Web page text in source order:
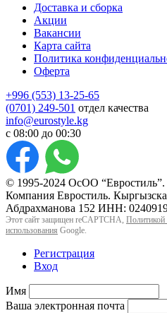
Доставка и сборка
Акции
Вакансии
Карта сайта
Политика
Оферта
+996 (553) 13-25-65
(0701) 249-501 отдел качества
info@eurostyle.kg
с 08:00 до 00:30
© 1995-2024 ОсОО
Компания Евростиль.
Абдрахманова 152 ИНН:
Этот сайт защищен reCAPTCHA, Политикой
использования Google.
Регистрация
Вход
Имя
Ваша электронная почта